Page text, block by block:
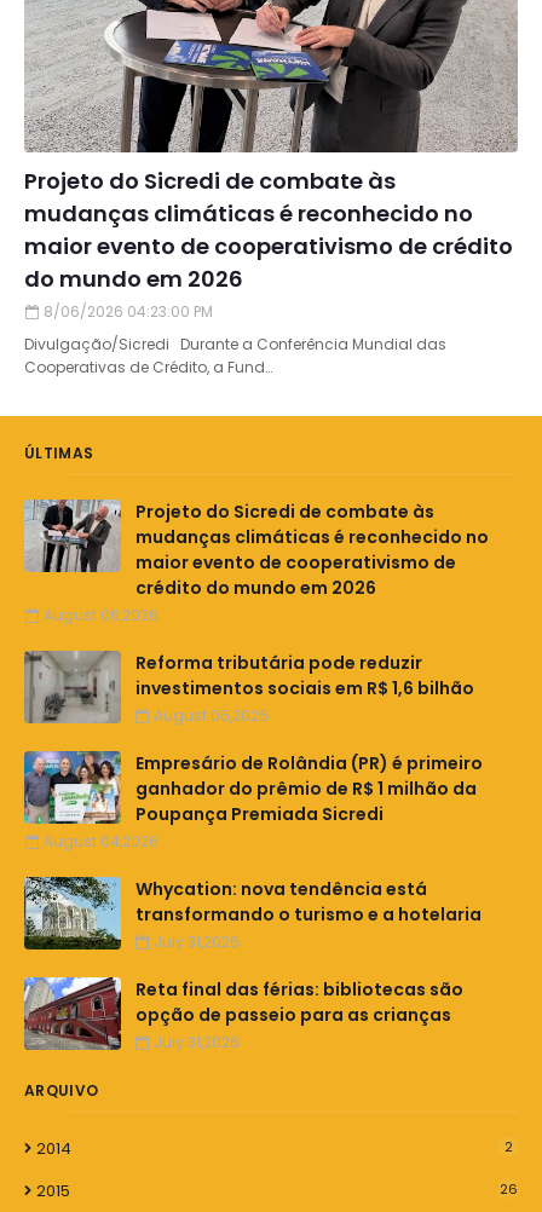
Projeto do Sicredi de combate às
mudanças climáticas é reconhecido no
maior evento de cooperativismo de crédito
do mundo em 2026
8/06/2026 04:23:00 PM
Divulgação/Sicredi Durante a Conferência Mundial das
Cooperativas de Crédito, a Fund…
ÚLTIMAS
Projeto do Sicredi de combate às
mudanças climáticas é reconhecido no
maior evento de cooperativismo de
crédito do mundo em 2026
August 06,2026
Reforma tributária pode reduzir
investimentos sociais em R$ 1,6 bilhão
August 05,2026
Empresário de Rolândia (PR) é primeiro
ganhador do prêmio de R$ 1 milhão da
Poupança Premiada Sicredi
August 04,2026
Whycation: nova tendência está
transformando o turismo e a hotelaria
July 31,2026
Reta final das férias: bibliotecas são
opção de passeio para as crianças
July 31,2026
ARQUIVO
2014 2
2015 26